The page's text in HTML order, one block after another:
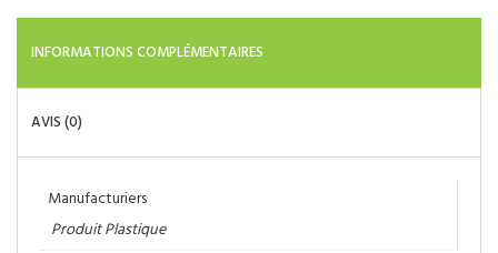
INFORMATIONS COMPLÉMENTAIRES
AVIS (0)
Manufacturiers
Produit Plastique